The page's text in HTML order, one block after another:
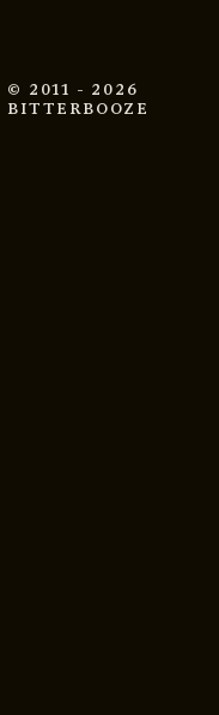
© 2011 - 2026
BITTERBOOZE